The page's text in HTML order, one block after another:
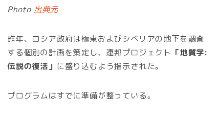
Photo 出典元
昨年、ロシア政府は極東およびシベリアの地下を調査
する個別の計画を策定し、連邦プロジェクト 「地質学:
伝説の復活」 に盛り込むよう指示された。
プログラムはすでに準備が整っている。